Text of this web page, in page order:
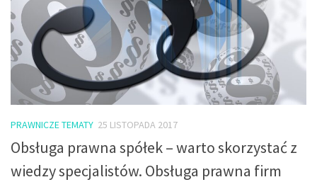
PRAWNICZE TEMATY 25 LISTOPADA 2017
Obsługa prawna spółek – warto skorzystać z
wiedzy specjalistów. Obsługa prawna firm